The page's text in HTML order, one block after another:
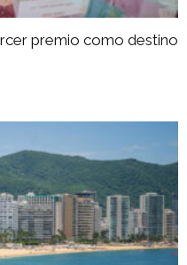
premio como destino